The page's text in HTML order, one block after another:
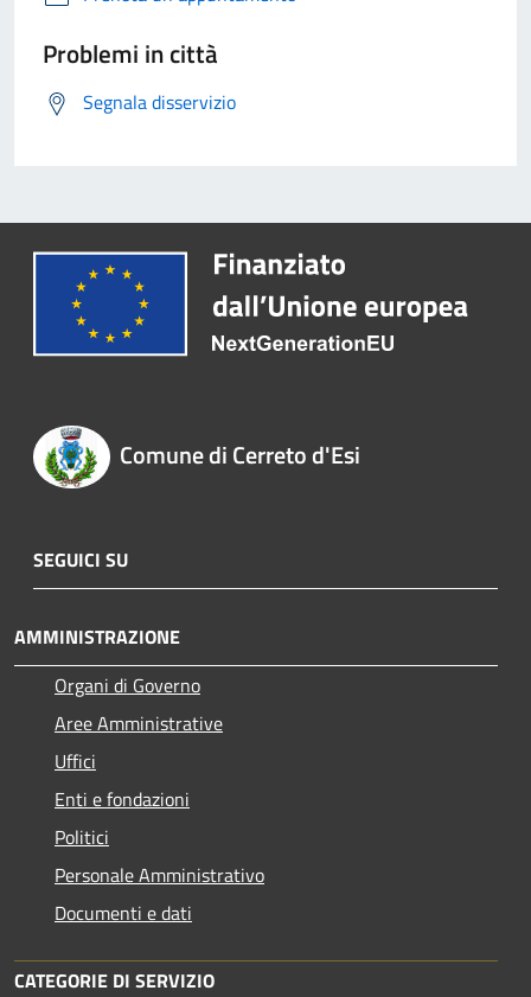
Problemi in città
Segnala disservizio
Comune di Cerreto d'Esi
SEGUICI SU
AMMINISTRAZIONE
Organi di Governo
Aree Amministrative
Uffici
Enti e fondazioni
Politici
Personale Amministrativo
Documenti e dati
CATEGORIE DI SERVIZIO